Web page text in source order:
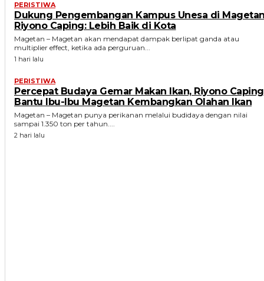
PERISTIWA
Dukung Pengembangan Kampus Unesa di
Riyono Caping: Lebih Baik di Kota
Magetan – Magetan akan mendapat dampak berlipat ganda atau
multiplier effect, ketika ada perguruan...
1 hari lalu
PERISTIWA
Percepat Budaya Gemar Makan Ikan, Riyono Caping
Bantu Ibu-Ibu Magetan Kembangkan Olahan Ikan
Magetan – Magetan punya perikanan melalui budidaya dengan nilai
sampai 1.350 ton per tahun....
2 hari lalu